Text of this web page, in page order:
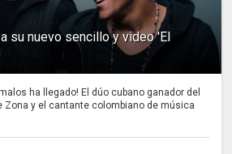
su nuevo sencillo y video 'El
ha llegado! El dúo cubano ganador del
Zona y el cantante colombiano de música